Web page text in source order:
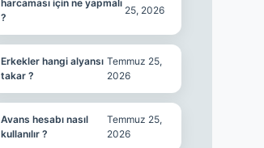
harcaması için ne yapmalı
?
25, 2026
Erkekler hangi alyansı
takar ?
Temmuz 25,
2026
Avans hesabı nasıl
kullanılır ?
Temmuz 25,
2026